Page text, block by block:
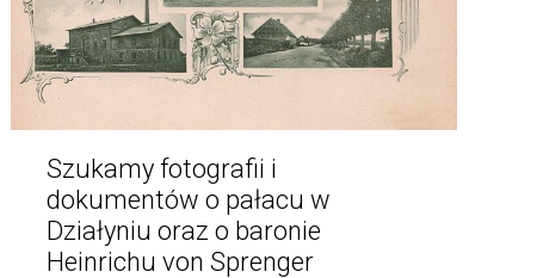
Szukamy fotografii i
dokumentów o pałacu w
Działyniu oraz o baronie
Heinrichu von Sprenger